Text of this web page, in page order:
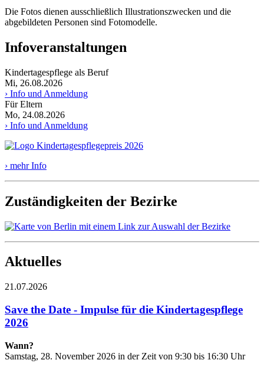
Die Fotos dienen ausschließlich Illustrationszwecken und die
abgebildeten Personen sind Fotomodelle.
Infoveranstaltungen
Kindertagespflege als Beruf
Mi, 26.08.2026
› Info und Anmeldung
Für Eltern
Mo, 24.08.2026
› Info und Anmeldung
› mehr Info
Zuständigkeiten der Bezirke
Aktuelles
21.07.2026
Save the Date - Impulse für die Kindertagespflege
2026
Wann?
Samstag, 28. November 2026 in der Zeit von 9:30 bis 16:30 Uhr